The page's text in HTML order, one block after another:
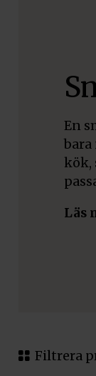
En
kök,
Läs
Filtrera